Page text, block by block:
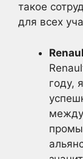
такое
для всех
году,
между